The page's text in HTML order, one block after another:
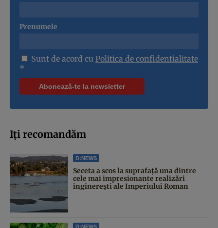
Prenumele
Sunt de acord cu Politica de confidentialitate
*
Iți recomandăm
D:NEWS
Seceta a scos la suprafață una dintre
cele mai impresionante realizări
inginerești ale Imperiului Roman
D:NEWS